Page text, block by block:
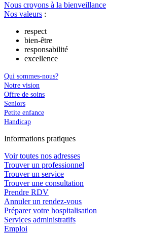
Nous croyons à la bienveillance
Nos valeurs :
respect
bien-être
responsabilité
excellence
Qui sommes-nous?
Notre vision
Offre de soins
Seniors
Petite enfance
Handicap
Informations pratiques
Voir toutes nos adresses
Trouver un professionnel
Trouver un service
Trouver une consultation
Prendre RDV
Annuler un rendez-vous
Préparer votre hospitalisation
Services administratifs
Emploi​